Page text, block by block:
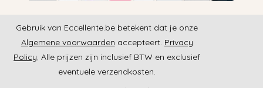
Gebruik van Eccellente.be betekent dat je onze
Algemene voorwaarden accepteert. Privacy
Policy. Alle prijzen zijn inclusief BTW en exclusief
eventuele verzendkosten.